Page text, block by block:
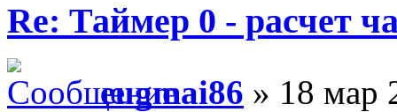
Re: Таймер 0 - расчет
eugmai86 » 18 мар